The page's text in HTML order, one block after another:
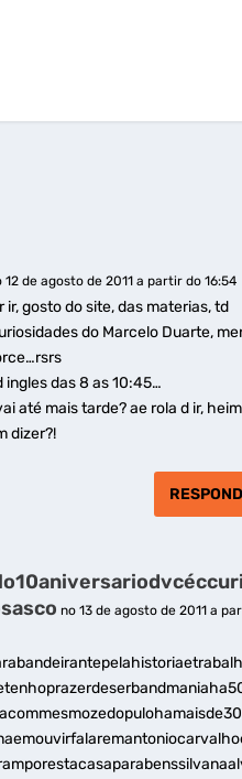
12 de agosto de 2011 a partir do 16:54
ir, gosto do site, das materias, td
do Marcelo Duarte,
ingles das 8 as 10:45…
até mais tarde? ae rola d ir,
dizer?!
no 13 de agosto de 2011 a